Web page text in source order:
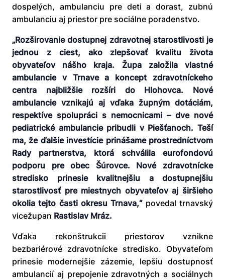
dospelých, ambulanciu pre deti a dorast, zubnú
ambulanciu aj priestor pre sociálne poradenstvo.
„Rozširovanie dostupnej zdravotnej starostlivosti je
jednou z ciest, ako zlepšovať kvalitu života
obyvateľov nášho kraja. Župa založila vlastné
ambulancie v Trnave a koncept zdravotníckeho
centra najbližšie rozšíri do Hlohovca. Nové
ambulancie vznikajú aj vďaka župným dotáciám,
respektíve spolupráci s nemocnicami – dve nové
pediatrické ambulancie pribudli v Piešťanoch. Teší
ma, že ďalšie investície prinášame prostredníctvom
Rady partnerstva, ktorá schválila eurofondovú
podporu pre obec Šúrovce. Nové zdravotnícke
stredisko prinesie kvalitnejšiu a dostupnejšiu
starostlivosť pre miestnych obyvateľov aj širšieho
okolia tejto časti okresu Trnava,“povedal trnavský
vicežupan Rastislav Mráz.
Vďaka rekonštrukcii priestorov vznikne
bezbariérové zdravotnícke stredisko. Obyvateľom
prinesie modernejšie zázemie, lepšiu dostupnosť
ambulancií aj prepojenie zdravotných a sociálnych